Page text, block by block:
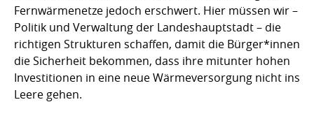
Fernwärmenetze jedoch erschwert. Hier müssen wir –
Politik und Verwaltung der Landeshauptstadt – die
richtigen Strukturen schaffen, damit die Bürger*innen
die Sicherheit bekommen, dass ihre mitunter hohen
Investitionen in eine neue Wärmeversorgung nicht ins
Leere gehen.